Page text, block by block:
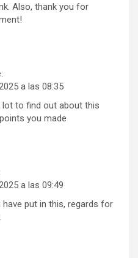
Also, thank you for
a las 08:35
lot to find out about this
you made
a las 09:49
put in this, regards for